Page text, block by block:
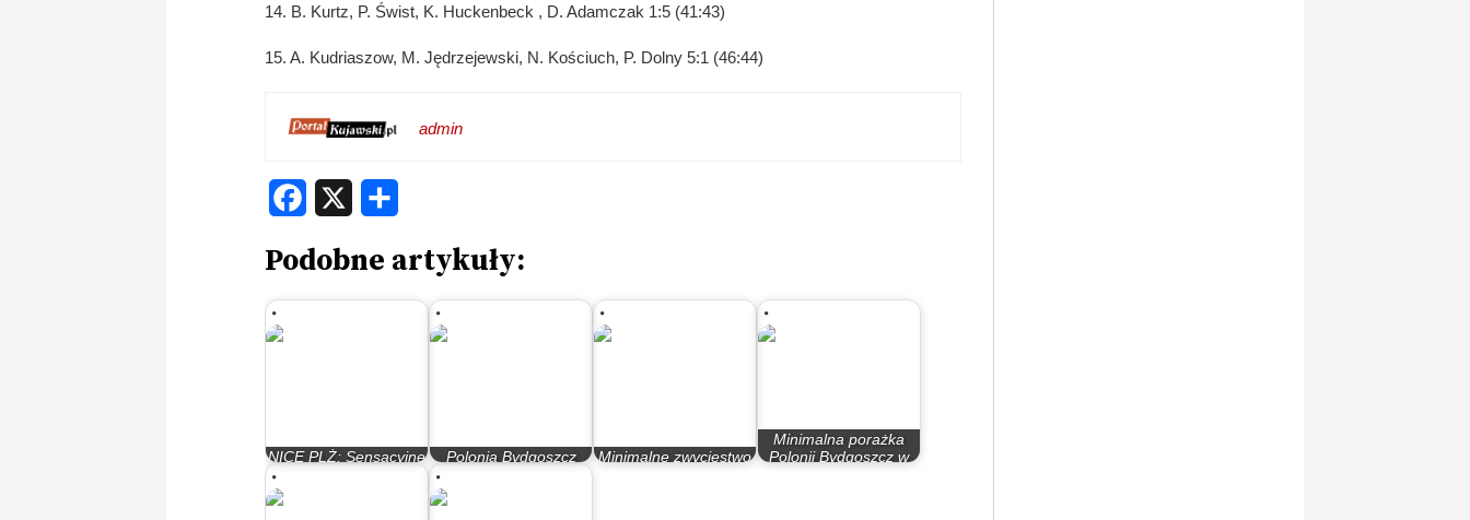
14. B. Kurtz, P. Świst, K. Huckenbeck , D. Adamczak 1:5 (41:43)
15. A. Kudriaszow, M. Jędrzejewski, N. Kościuch, P. Dolny 5:1 (46:44)
admin
Facebook
Podobne artykuły:
NICE PLŻ: Sensacyjne
Polonia Bydgoszcz
Minimalne zwycięstwo
Minimalna porażka
Polonii Bydgoszcz w